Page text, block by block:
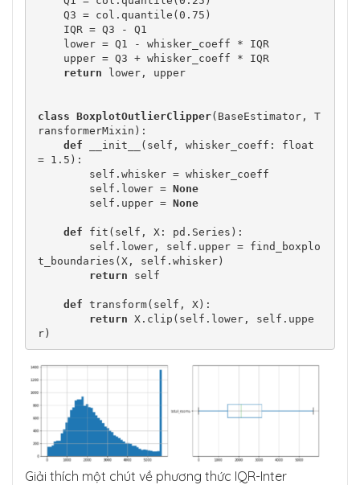
return lower, upper
class BoxplotOutlierClipper(BaseEstimator, T
ransformerMixin):
def __init__(self, whisker_coeff: float
= 1.5):
        self.lower =
None
        self.upper =
None
def fit(self, X: pd.Series):
t_boundaries(X, self.whisker)
return self
def transform(self, X):
return X.clip(self.lower, self.uppe
r)
Giải thích một chút về phương thức IQR-Inter